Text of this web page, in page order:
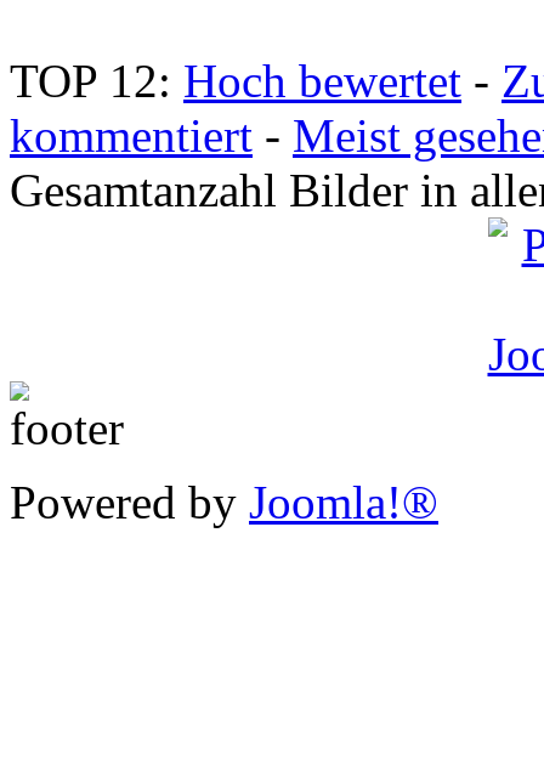
TOP 12: Hoch bewertet -
kommentiert - Meist
Gesamtanzahl Bilder in
Powered by Joomla!®